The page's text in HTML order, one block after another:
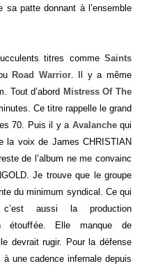
sa patte donnant à l’ensemble
titres comme Saints
Road Warrior. Il y a même
Tout d’abord Mistress Of The
Ce titre rappelle le grand
70. Puis il y a Avalanchequi
la voix de James CHRISTIAN
de l’album ne me convainc
Je trouve que le groupe
du minimum syndical. Ce qui
aussi la production
étouffée. Elle manque de
devrait rugir. Pour la défense
une cadence infernale depuis